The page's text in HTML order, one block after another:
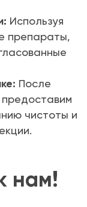
Используя
препараты,
После
чистоты и
нам!